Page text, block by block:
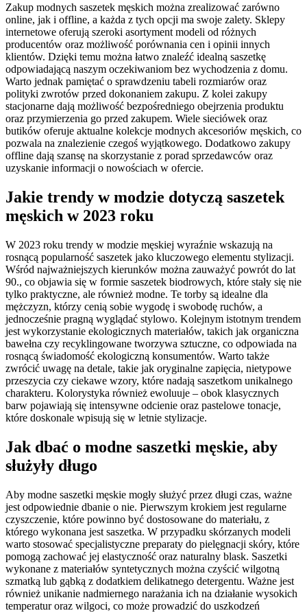
Zakup modnych saszetek męskich można zrealizować zarówno
online, jak i offline, a każda z tych opcji ma swoje zalety. Sklepy
internetowe oferują szeroki asortyment modeli od różnych
producentów oraz możliwość porównania cen i opinii innych
klientów. Dzięki temu można łatwo znaleźć idealną saszetkę
odpowiadającą naszym oczekiwaniom bez wychodzenia z domu.
Warto jednak pamiętać o sprawdzeniu tabeli rozmiarów oraz
polityki zwrotów przed dokonaniem zakupu. Z kolei zakupy
stacjonarne dają możliwość bezpośredniego obejrzenia produktu
oraz przymierzenia go przed zakupem. Wiele sieciówek oraz
butików oferuje aktualne kolekcje modnych akcesoriów męskich, co
pozwala na znalezienie czegoś wyjątkowego. Dodatkowo zakupy
offline dają szansę na skorzystanie z porad sprzedawców oraz
uzyskanie informacji o nowościach w ofercie.
Jakie trendy w modzie dotyczą saszetek
męskich w 2023 roku
W 2023 roku trendy w modzie męskiej wyraźnie wskazują na
rosnącą popularność saszetek jako kluczowego elementu stylizacji.
Wśród najważniejszych kierunków można zauważyć powrót do lat
90., co objawia się w formie saszetek biodrowych, które stały się nie
tylko praktyczne, ale również modne. Te torby są idealne dla
mężczyzn, którzy cenią sobie wygodę i swobodę ruchów, a
jednocześnie pragną wyglądać stylowo. Kolejnym istotnym trendem
jest wykorzystanie ekologicznych materiałów, takich jak organiczna
bawełna czy recyklingowane tworzywa sztuczne, co odpowiada na
rosnącą świadomość ekologiczną konsumentów. Warto także
zwrócić uwagę na detale, takie jak oryginalne zapięcia, nietypowe
przeszycia czy ciekawe wzory, które nadają saszetkom unikalnego
charakteru. Kolorystyka również ewoluuje – obok klasycznych
barw pojawiają się intensywne odcienie oraz pastelowe tonacje,
które doskonale wpisują się w letnie stylizacje.
Jak dbać o modne saszetki męskie, aby
służyły długo
Aby modne saszetki męskie mogły służyć przez długi czas, ważne
jest odpowiednie dbanie o nie. Pierwszym krokiem jest regularne
czyszczenie, które powinno być dostosowane do materiału, z
którego wykonana jest saszetka. W przypadku skórzanych modeli
warto stosować specjalistyczne preparaty do pielęgnacji skóry, które
pomogą zachować jej elastyczność oraz naturalny blask. Saszetki
wykonane z materiałów syntetycznych można czyścić wilgotną
szmatką lub gąbką z dodatkiem delikatnego detergentu. Ważne jest
również unikanie nadmiernego narażania ich na działanie wysokich
temperatur oraz wilgoci, co może prowadzić do uszkodzeń